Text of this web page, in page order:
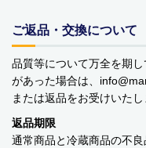
国際貿易 KB
価格から探す
￥0 ～￥999
￥1,000 ～￥1,999
ご返品・交換について
品質等について万全を期
があった場合は、info
または返品をお受けいたし
返品期限
通常商品と冷蔵商品の不